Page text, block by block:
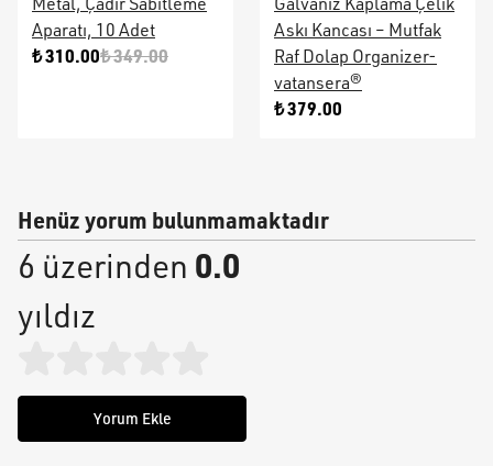
Aparatı, 10 Adet
₺ 310.00₺ 349.00
Askı Kancası – Mutfak
Raf Dolap Organizer-
vatansera®
₺ 379.00
Henüz yorum bulunmamaktadır
6 üzerinden 0.0
yıldız
Yorum Ekle